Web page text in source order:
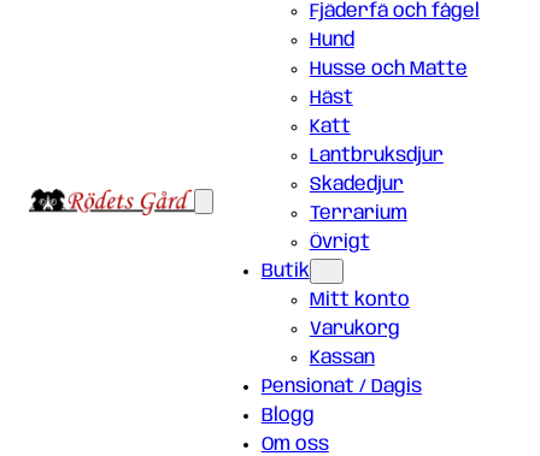
Fjäderfä och fågel
Hund
Husse och Matte
Häst
Katt
Lantbruksdjur
Skadedjur
Terrarium
Övrigt
Butik
Mitt konto
Varukorg
Kassan
Pensionat / Dagis
Blogg
Om oss